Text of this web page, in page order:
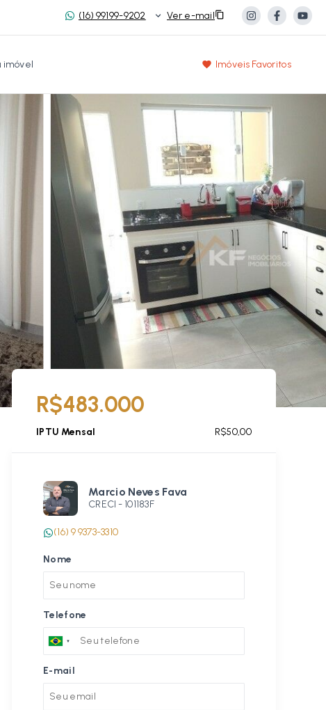
(16) 99199-9202 Ver e-mail
imóvel Imóveis Favoritos
R$483.000
IPTU Mensal R$50,00
Marcio Neves Fava
CRECI - 101183F
(16) 9 9373-3310
Nome
Telefone
E-mail